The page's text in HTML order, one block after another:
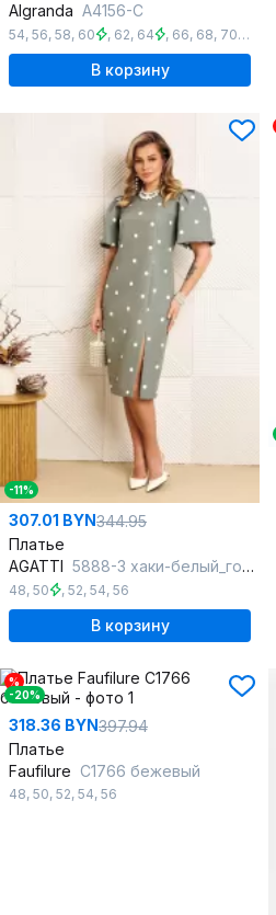
Algranda А4156-С
54, 56, 58, 60 , 62, 64 , 66, 68, 70
В корзину
-11%
307.01 BYN344.95
Платье
AGATTI 5888-3 хаки-белый_горох
48, 50 , 52, 54, 56
В корзину
%
-20%
318.36 BYN397.94
Платье
Faufilure C1766 бежевый
48, 50, 52, 54, 56